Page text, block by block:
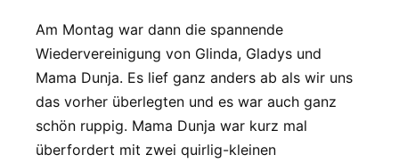
Am Montag war dann die spannende
Wiedervereinigung von Glinda, Gladys und
Mama Dunja. Es lief ganz anders ab als wir uns
das vorher überlegten und es war auch ganz
schön ruppig. Mama Dunja war kurz mal
überfordert mit zwei quirlig-kleinen